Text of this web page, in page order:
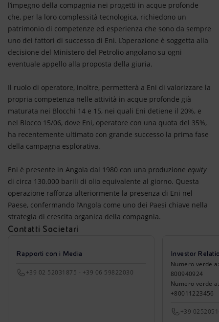
l’impegno della compagnia nei progetti in acque profonde
che, per la loro complessità tecnologica, richiedono un
patrimonio di competenze ed esperienza che sono da sempre
uno dei fattori di successo di Eni. L’operazione è soggetta alla
decisione del Ministero del Petrolio angolano su ogni
eventuale appello alla proposta della giuria.
Il ruolo di operatore, inoltre, permetterà a Eni di valorizzare la
propria competenza nelle attività in acque profonde già
maturata nei Blocchi 14 e 15, nei quali Eni detiene il 20%, e
nel Blocco 15/06, dove Eni, operatore con una quota del 35%,
ha recentemente ultimato con grande successo la prima fase
della campagna esplorativa.
Eni è presente in Angola dal 1980 con una produzione equity
di circa 130.000 barili di olio equivalente al giorno. Questa
operazione rafforza ulteriormente la presenza di Eni nel
Paese, confermando l’Angola come uno dei Paesi chiave nella
strategia di crescita organica della compagnia.
Contatti Societari
Rapporti con i Media
+39 02 52031875 - +39 06 59822030
Investor
Numero verde
800940924
Numero verde
+80011223456
+39